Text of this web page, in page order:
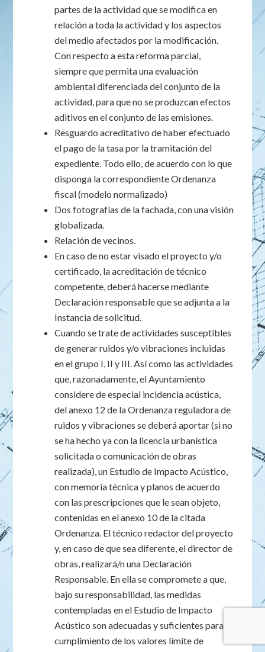
partes de la actividad que se modifica en
relación a toda la actividad y los aspectos
del medio afectados por la modificación.
Con respecto a esta reforma parcial,
siempre que permita una evaluación
ambiental diferenciada del conjunto de la
actividad, para que no se produzcan efectos
aditivos en el conjunto de las emisiones.
Resguardo acreditativo de haber efectuado
el pago de la tasa por la tramitación del
expediente. Todo ello, de acuerdo con lo que
disponga la correspondiente Ordenanza
fiscal (modelo normalizado)
Dos fotografías de la fachada, con una visión
globalizada.
Relación de vecinos.
En caso de no estar visado el proyecto y/o
certificado, la acreditación de técnico
competente, deberá hacerse mediante
Declaración responsable que se adjunta a la
Instancia de solicitud.
Cuando se trate de actividades susceptibles
de generar ruidos y/o vibraciones incluidas
en el grupo I, II y III. Así como las actividades
que, razonadamente, el Ayuntamiento
considere de especial incidencia acústica,
del anexo 12 de la Ordenanza reguladora de
ruidos y vibraciones se deberá aportar (si no
se ha hecho ya con la licencia urbanística
solicitada o comunicación de obras
realizada), un Estudio de Impacto Acústico,
con memoria técnica y planos de acuerdo
con las prescripciones que le sean objeto,
contenidas en el anexo 10 de la citada
Ordenanza. El técnico redactor del proyecto
y, en caso de que sea diferente, el director de
obras, realizará/n una Declaración
Responsable. En ella se compromete a que,
bajo su responsabilidad, las medidas
contempladas en el Estudio de Impacto
Acústico son adecuadas y suficientes para el
cumplimiento de los valores límite de